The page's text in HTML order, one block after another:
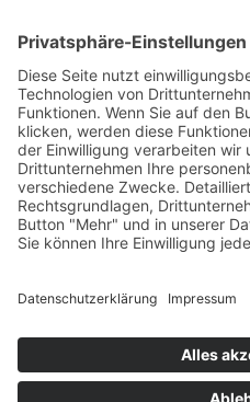
Künstler*in:
Heinisch, Herbert
Entstehung:
1965
Eigentum von:Stadt Frankfurt,
In der Kita der Hölderlinstraße
Resopalbild (1965) des
kleinen Aufenthaltsraum der
vier Meter groß und besteht
Rasterflächen. Die Flächen
Untergrund.